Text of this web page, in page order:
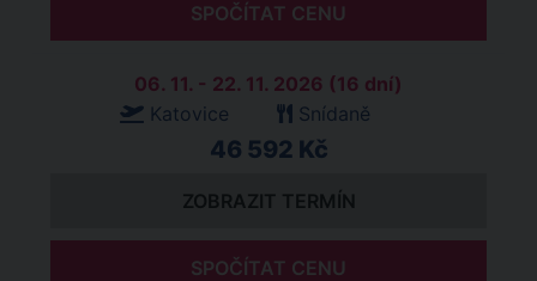
SPOČÍTAT CENU
06. 11. - 22. 11. 2026 (16 dní)
Katovice
Snídaně
46 592 Kč
ZOBRAZIT TERMÍN
SPOČÍTAT CENU